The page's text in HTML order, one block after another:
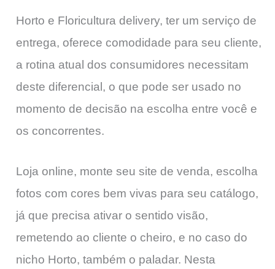
Horto e Floricultura delivery, ter um serviço de
entrega, oferece comodidade para seu cliente,
a rotina atual dos consumidores necessitam
deste diferencial, o que pode ser usado no
momento de decisão na escolha entre você e
os concorrentes.
Loja online, monte seu site de venda, escolha
fotos com cores bem vivas para seu catálogo,
já que precisa ativar o sentido visão,
remetendo ao cliente o cheiro, e no caso do
nicho Horto, também o paladar. Nesta